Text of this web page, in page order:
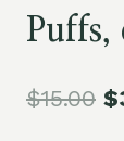
Puffs,
$15.00 $